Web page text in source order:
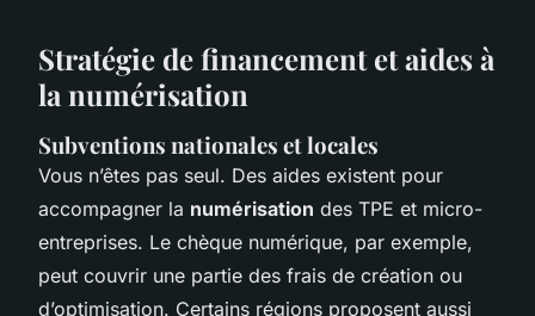
Stratégie de financement et aides à
la numérisation
Subventions nationales et locales
Vous n’êtes pas seul. Des aides existent pour
accompagner la numérisation des TPE et micro-
entreprises. Le chèque numérique, par exemple,
peut couvrir une partie des frais de création ou
d’optimisation. Certains régions proposent aussi